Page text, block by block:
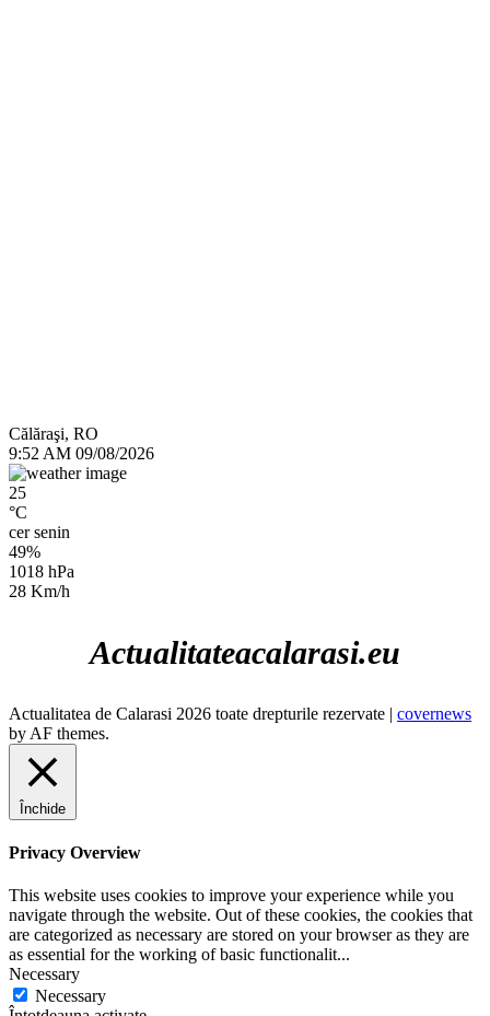
Călăraşi, RO
9:52 AM 09/08/2026
25
°C
cer senin
49%
1018 hPa
28 Km/h
Actualitateacalarasi.eu
Actualitatea de Calarasi 2026 toate drepturile rezervate | covernews
by AF themes.
Închide
Privacy Overview
This website uses cookies to improve your experience while you
navigate through the website. Out of these cookies, the cookies that
are categorized as necessary are stored on your browser as they are
as essential for the working of basic functionalit...
Necessary
Necessary